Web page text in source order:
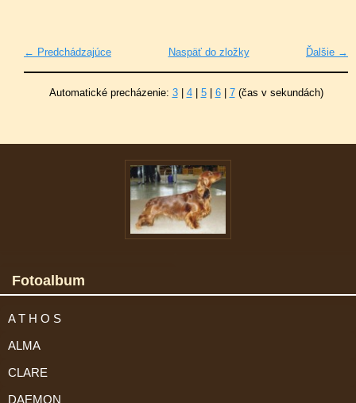
← Predchádzajúce Ďalšie →
Naspäť do zložky
Automatické precházenie: 3| 4| 5| 6| 7(čas v sekundách)
Fotoalbum
A T H O S
ALMA
CLARE
DAEMON